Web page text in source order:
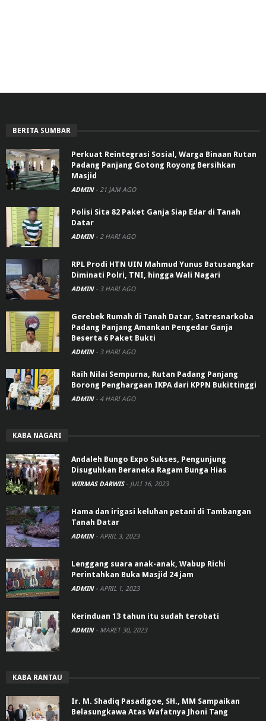
BERITA SUMBAR
Perkuat Reintegrasi Sosial, Warga Binaan Rutan
Padang Panjang Gotong Royong Bersihkan
Masjid
ADMIN - 21 JAM AGO
Polisi Sita 82 Paket Ganja Siap Edar di Tanah
Datar
ADMIN - 2 HARI AGO
RPL Prodi HTN UIN Mahmud Yunus Batusangkar
Diminati Polri, TNI, hingga Wali Nagari
ADMIN - 3 HARI AGO
Gerebek Rumah di Tanah Datar, Satresnarkoba
Padang Panjang Amankan Pengedar Ganja
Beserta 6 Paket Bukti
ADMIN - 3 HARI AGO
Raih Nilai Sempurna, Rutan Padang Panjang
Borong Penghargaan IKPA dari KPPN Bukittinggi
ADMIN - 4 HARI AGO
KABA NAGARI
Andaleh Bungo Expo Sukses, Pengunjung
Disuguhkan Beraneka Ragam Bunga Hias
WIRMAS DARWIS - JULI 16, 2023
Hama dan irigasi keluhan petani di Tambangan
Tanah Datar
ADMIN - APRIL 3, 2023
Lenggang suara anak-anak, Wabup Richi
Perintahkan Buka Masjid 24 jam
ADMIN - APRIL 1, 2023
Kerinduan 13 tahun itu sudah terobati
ADMIN - MARET 30, 2023
KABA RANTAU
Ir. M. Shadiq Pasadigoe, SH., MM Sampaikan
Belasungkawa Atas Wafatnya Jhoni Tang